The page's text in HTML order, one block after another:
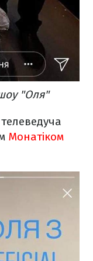
"Оля"
Монатіком